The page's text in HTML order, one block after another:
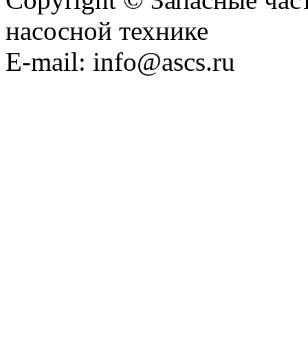
насосной технике
E-mail: info@ascs.ru